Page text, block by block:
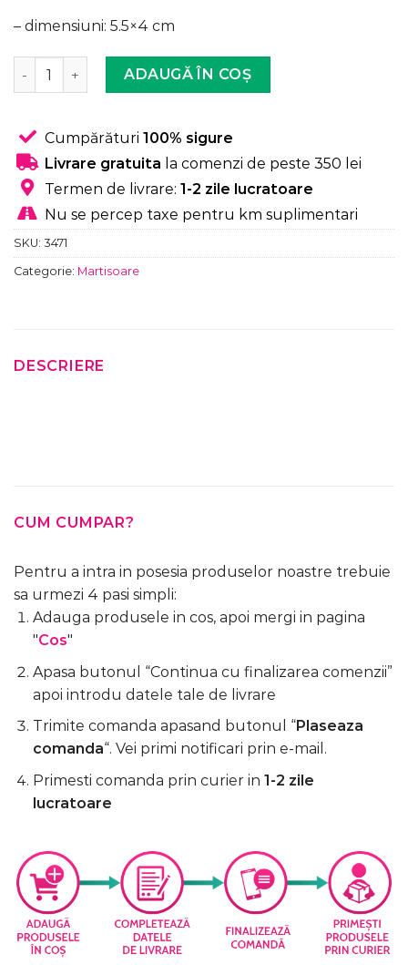
– dimensiuni: 5.5×4 cm
Cantitate Martisor Brosa, Handmade, Brodata, Flori,
ADAUGĂ ÎN COȘ
Cumpărături 100% sigure
Livrare gratuita la comenzi de peste 350 lei
Termen de livrare: 1-2 zile lucratoare
Nu se percep taxe pentru km suplimentari
SKU: 3471
Categorie: Martisoare
DESCRIERE
CUM CUMPAR?
Pentru a intra in posesia produselor noastre trebuie
sa urmezi 4 pasi simpli:
Adauga produsele in cos, apoi mergi in pagina
"Cos"
Apasa butonul “Continua cu finalizarea comenzii”
apoi introdu datele tale de livrare
Trimite comanda apasand butonul “Plaseaza
comanda“. Vei primi notificari prin e-mail.
Primesti comanda prin curier in 1-2 zile
lucratoare